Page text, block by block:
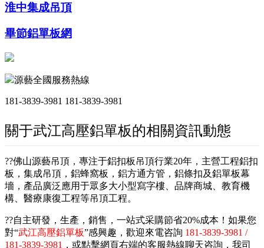
淮中集成吊頂
畢節鋁單板網
源藝全國服務熱線
181-3839-3981 181-3839-3981
關于武江高壓鋁單板的相關資訊動態
??佛山源藝吊頂，專注于鋁扣板吊頂行業20年，主營工程鋁扣
板，集成吊頂，鋁蜂窩板，鋁方通方管，鋁條扣及鋁單板幕
墻，產品廣泛應用于眾多大小型寫字樓、品牌商城、教育機
構、醫療康復工程等吊頂工程。
??自主研發，生產，銷售，一站式采購節省20%成本！如果您
對“武江高壓鋁單板”感興趣，歡迎來電咨詢 181-3839-3981 /
181-3839-3981 ，或點擊網頁右端的客服熱線聊天咨詢，我司